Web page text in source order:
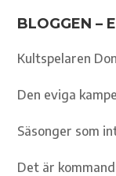
BLOGGEN –
Kultspelaren
Den eviga
Säsonger som
Det är